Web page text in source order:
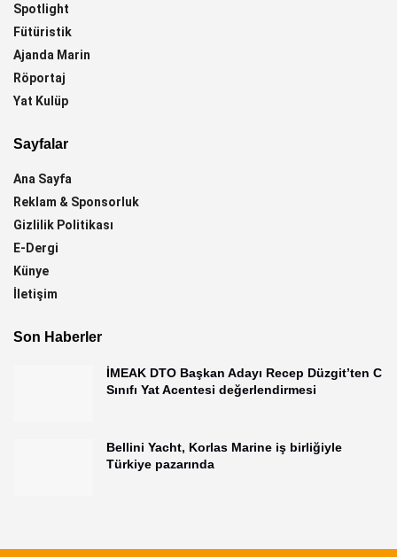
Spotlight
Fütüristik
Ajanda Marin
Röportaj
Yat Kulüp
Sayfalar
Ana Sayfa
Reklam & Sponsorluk
Gizlilik Politikası
E-Dergi
Künye
İletişim
Son Haberler
İMEAK DTO Başkan Adayı Recep Düzgit’ten C
Sınıfı Yat Acentesi değerlendirmesi
Bellini Yacht, Korlas Marine iş birliğiyle
Türkiye pazarında